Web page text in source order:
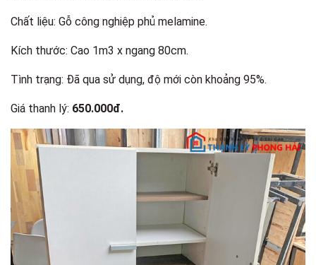
Chất liệu: Gỗ công nghiệp phủ melamine.
Kích thước: Cao 1m3 x ngang 80cm.
Tình trạng: Đã qua sử dụng, độ mới còn khoảng 95%.
Giá thanh lý: 650.000đ.